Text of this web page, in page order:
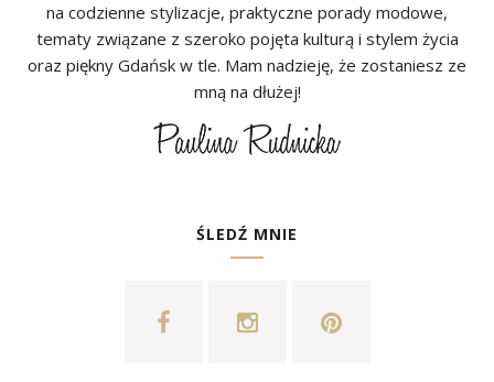
na codzienne stylizacje, praktyczne porady modowe,
tematy związane z szeroko pojęta kulturą i stylem życia
oraz piękny Gdańsk w tle. Mam nadzieję, że zostaniesz ze
mną na dłużej!
ŚLEDŹ MNIE